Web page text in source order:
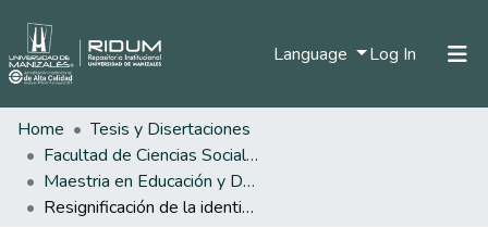
Language Log In (current)
Home
Tesis y Disertaciones
Facultad de Ciencias Sociales y Humanas
Maestria en Educación y Desarrollo Humano
Resignificación de la identidad mediante el consumo de Yajé. Manizales - Caldas - 2003